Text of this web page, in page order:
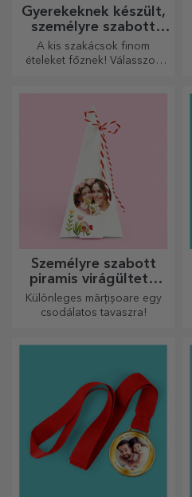
Gyerekeknek készült,
személyre szabott
rövidnadrágok
A kis szakácsok finom
ételeket főznek! Válasszon
Személyre szabott
piramis virágültető
készletek
Különleges mărțișoare egy
csodálatos tavaszra!